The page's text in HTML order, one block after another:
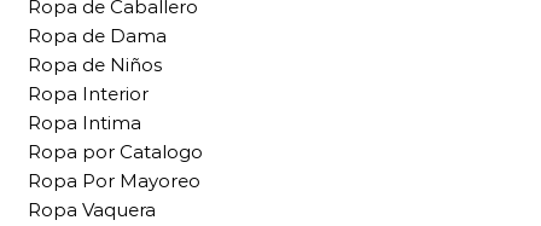
Ropa de Caballero
Ropa de Dama
Ropa de Niños
Ropa Interior
Ropa Intima
Ropa por Catalogo
Ropa Por Mayoreo
Ropa Vaquera